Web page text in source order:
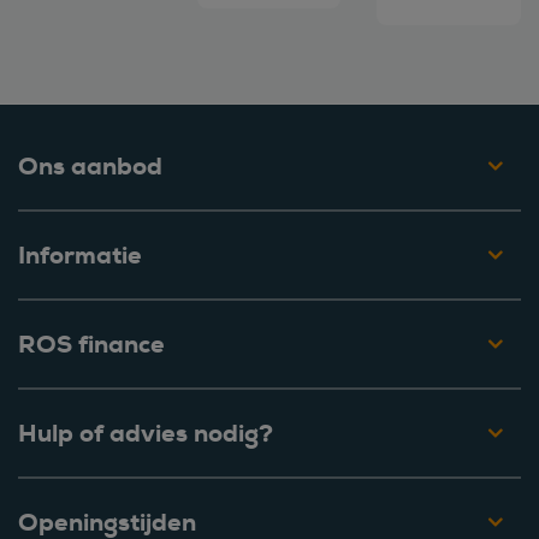
Ons aanbod
Informatie
ROS finance
Hulp of advies nodig?
Openingstijden